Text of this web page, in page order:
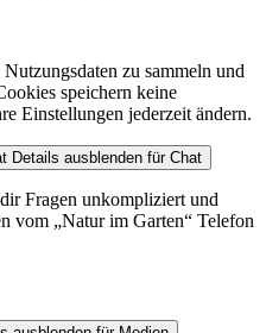
zu sammeln und
speichern keine
Einstellungen jederzeit ändern.
Details ausblenden für Chat
Fragen unkompliziert und
vom „Natur im Garten“ Telefon